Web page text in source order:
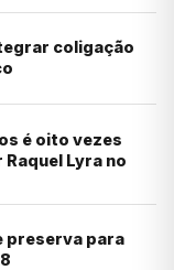
coligação
é oito vezes
Lyra no
preserva para